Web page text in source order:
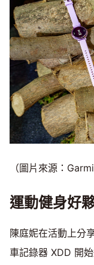
（圖片來源：
運動健身好
陳庭妮在活動上分
車記錄器 XDD 開